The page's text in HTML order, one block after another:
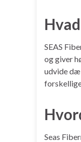
SEAS
og giver
udvide
Seas